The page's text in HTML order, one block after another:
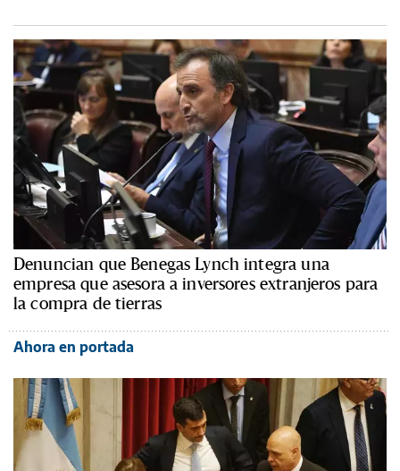
Denuncian que Benegas Lynch integra una
empresa que asesora a inversores extranjeros para
la compra de tierras
Ahora en portada